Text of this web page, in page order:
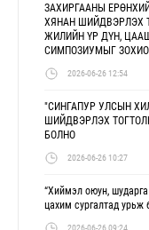
ЗАХИРГААНЫ
ХЯНАН ШИЙДВЭРЛЭХ
ЖИЛИЙН ҮР ДҮН,
СИМПОЗИУМЫГ
2026-06-26 12:54
"СИНГАПУР УЛСЫН
ШИЙДВЭРЛЭХ
БОЛНО
2026-06-26 10:27
“Хиймэл оюун,
цахим сургалтад урьж
2026-06-26 09:24